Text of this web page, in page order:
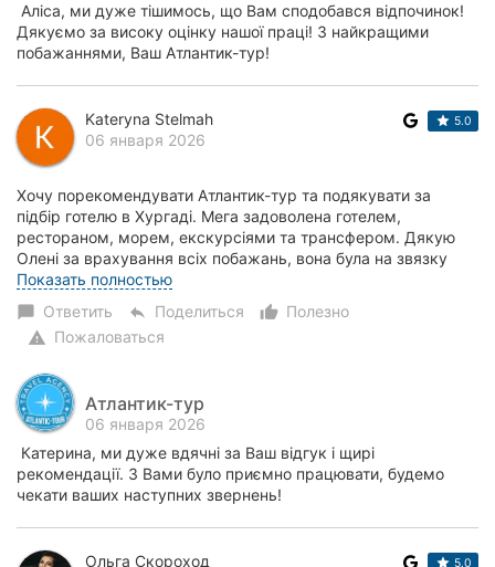
Аліса, ми дуже тішимось, що Вам сподобався відпочинок!
Дякуємо за високу оцінку нашої праці! З найкращими
побажаннями, Ваш Атлантик-тур!
Kateryna Stelmah
06 января 2026
5.0
Хочу порекомендувати Атлантик-тур та подякувати за
підбір готелю в Хургаді. Мега задоволена готелем,
рестораном, морем, екскурсіями та трансфером. Дякую
Олені за врахування всіх побажань, вона була на звязку
весь час і допомагала у всіх питаннях. Рек...
Показать полностью
chat_bubble Ответить reply Поделиться thumb_up_alt
Полезно
warning Пожаловаться
Атлантик-тур
06 января 2026
Катерина, ми дуже вдячні за Ваш відгук і щирі
рекомендації. З Вами було приємно працювати, будемо
чекати ваших наступних звернень!
Ольга Скороход 5.0